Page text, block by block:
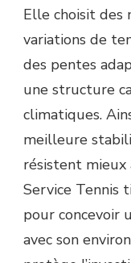
Elle choisit des
variations de
des pentes
une structure
climatiques.
meilleure
résistent mieux
Service Tennis
pour concevoir
avec son